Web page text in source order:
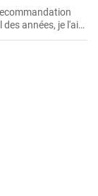
années, je l'ai
et elle s'est
tous ceux qui ont
à trouver et la